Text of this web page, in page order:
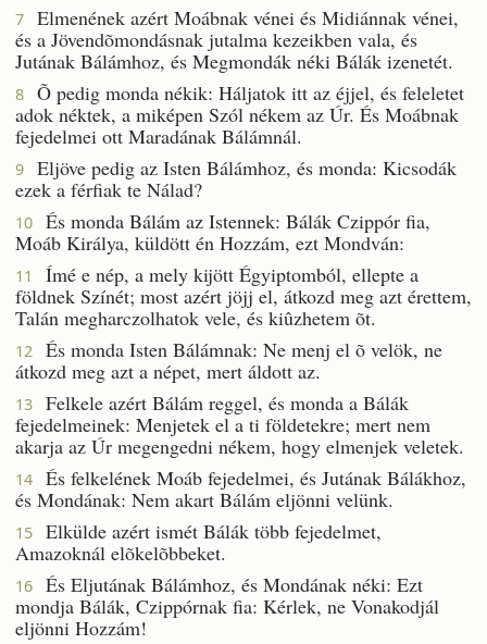
7
Elmenének azért Moábnak vénei és Midiánnak vénei,
és a Jövendõmondásnak jutalma kezeikben vala, és
Jutának Bálámhoz, és Megmondák néki Bálák izenetét.
8
Õ pedig monda nékik: Háljatok itt az éjjel, és feleletet
adok néktek, a miképen Szól nékem az Úr. És Moábnak
fejedelmei ott Maradának Bálámnál.
9
Eljöve pedig az Isten Bálámhoz, és monda: Kicsodák
ezek a férfiak te Nálad?
10
És monda Bálám az Istennek: Bálák Czippór fia,
Moáb Királya, küldött én Hozzám, ezt Mondván:
11
Ímé e nép, a mely kijött Égyiptomból, ellepte a
földnek Színét; most azért jöjj el, átkozd meg azt érettem,
Talán megharczolhatok vele, és kiûzhetem õt.
12
És monda Isten Bálámnak: Ne menj el õ velök, ne
átkozd meg azt a népet, mert áldott az.
13
Felkele azért Bálám reggel, és monda a Bálák
fejedelmeinek: Menjetek el a ti földetekre; mert nem
akarja az Úr megengedni nékem, hogy elmenjek veletek.
14
És felkelének Moáb fejedelmei, és Jutának Bálákhoz,
és Mondának: Nem akart Bálám eljönni velünk.
15
Elkülde azért ismét Bálák több fejedelmet,
Amazoknál elõkelõbbeket.
16
És Eljutának Bálámhoz, és Mondának néki: Ezt
mondja Bálák, Czippórnak fia: Kérlek, ne Vonakodjál
eljönni Hozzám!